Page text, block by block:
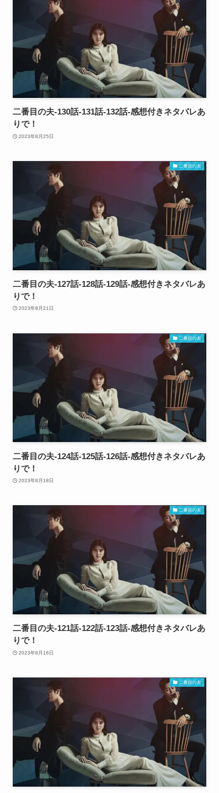
二番目の夫-130話-131話-132話-感想付きネタバレあ
りで！
2023年8月25日
二番目の夫
二番目の夫-127話-128話-129話-感想付きネタバレあ
りで！
2023年8月21日
二番目の夫
二番目の夫-124話-125話-126話-感想付きネタバレあ
りで！
2023年8月18日
二番目の夫
二番目の夫-121話-122話-123話-感想付きネタバレあ
りで！
2023年8月16日
二番目の夫